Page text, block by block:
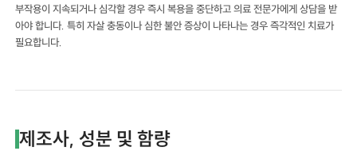
부작용이 지속되거나 심각할 경우 즉시 복용을 중단하고 의료 전문가에게 상담을 받
아야 합니다. 특히 자살 충동이나 심한 불안 증상이 나타나는 경우 즉각적인 치료가
필요합니다.
제조사, 성분 및 함량